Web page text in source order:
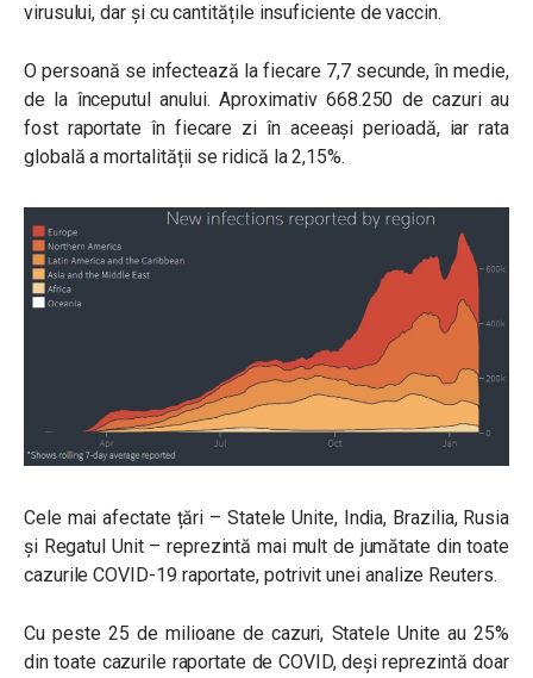
virusului, dar și cu cantitățile insuficiente de vaccin.
O persoană se infectează la fiecare 7,7 secunde, în medie,
de la începutul anului. Aproximativ 668.250 de cazuri au
fost raportate în fiecare zi în aceeași perioadă, iar rata
globală a mortalității se ridică la 2,15%.
Cele mai afectate țări – Statele Unite, India, Brazilia, Rusia
și Regatul Unit – reprezintă mai mult de jumătate din toate
cazurile COVID-19 raportate, potrivit unei analize Reuters.
Cu peste 25 de milioane de cazuri, Statele Unite au 25%
din toate cazurile raportate de COVID, deși reprezintă doar